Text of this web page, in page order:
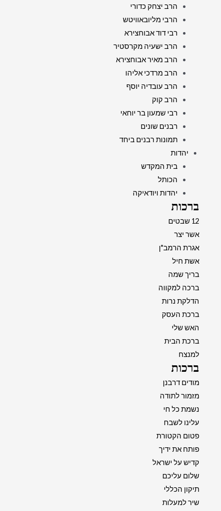
הרב יצחק כדורי
הרבי מליובאוויטש
רבי דוד אבוחצירא
הרב ישעיה מקרסטיר
הרב מאיר אבוחצירא
הרב מרדכי אליהו
הרב עובדיה יוסף
הרב קוק
רבי שמעון בר יוחאי
רבנים שונים
תמונות רבנים ביחד
יהדות
בית המקדש
הכותל
יהדות ויודאיקה
ברכות
12 שבטים
אשר יצר
אגרת הרמב"ן
אשת חיל
בריך שמה
ברכה למקווה
הדלקת נרות
ברכת העסק
האש שלי
ברכת הבית
למנצח
ברכות
מודים דרבנן
מזמור לתודה
נשמת כל חי
עלינו לשבח
פטום הקטורת
פותח את ידיך
קדיש על ישראל
שלום עליכם
תיקון הכללי
שיר למעלות